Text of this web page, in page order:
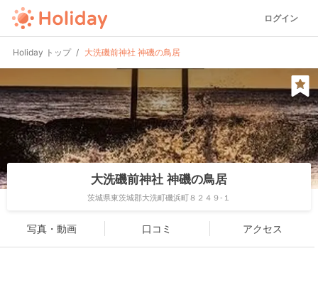
ログイン
Holiday トップ 大洗磯前神社 神磯の鳥居
大洗磯前神社 神磯の鳥居
茨城県東茨城郡大洗町磯浜町８２４９-１
写真・動画 口コミ アクセス